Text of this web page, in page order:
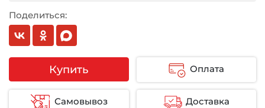
Поделиться:
Купить Оплата
Самовывоз Доставка